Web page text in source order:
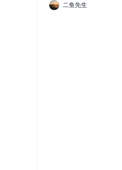
二鱼先生